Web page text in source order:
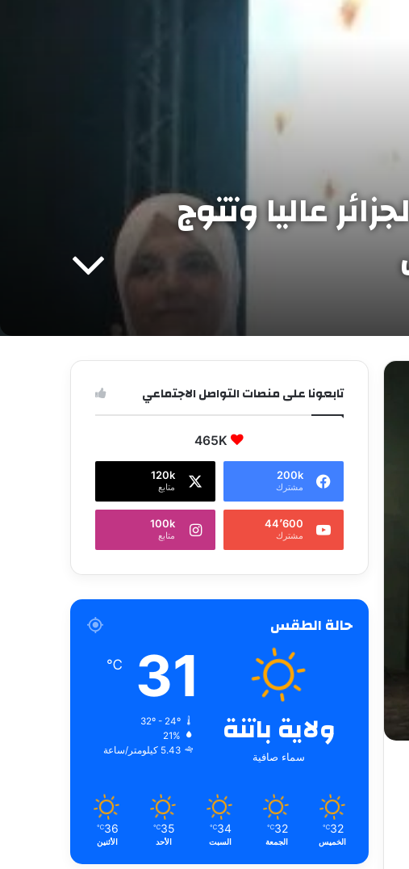
عاليا وتتوج
تابعونا على منصات التواصل الاجتماعي
465K
200k
مشترك
120k
متابع
44٬600
مشترك
100k
متابع
حالة الطقس
ولاية باتنة
سماء صافية
31
℃
32º - 24º
21%
5.43 كيلومتر/ساعة
32
℃
الخميس
32
℃
الجمعة
34
℃
السبت
35
℃
الأحد
36
℃
الأثنين